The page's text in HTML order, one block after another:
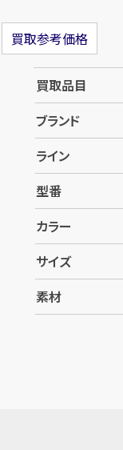
買取参考価格
買取品目
ブランド
ライン
型番
カラー
サイズ
素材